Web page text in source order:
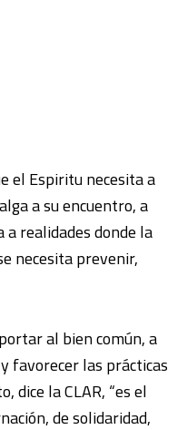
el Espiritu necesita a
a su encuentro, a
realidades donde la
necesita prevenir,
al bien común, a
favorecer las prácticas
dice la CLAR, “es el
de solidaridad,